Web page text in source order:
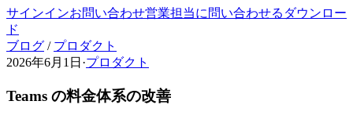
サインインお問い合わせ営業担当に問い合わせる ダウンロー
ド
ブログ / プロダクト
2026年6月1日 ·プロダクト
Teams の料金体系の改善